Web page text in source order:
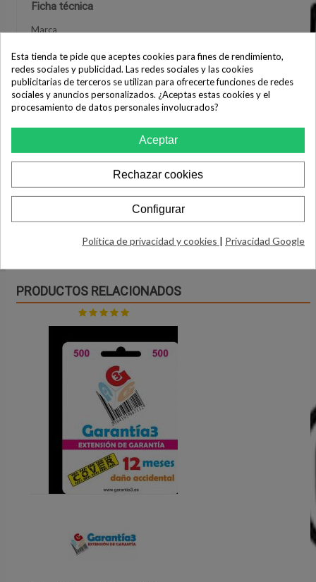
Ficha técnica
Marca
Pulgadas
65 a 69 pulgadas
WiFi
WiFi Integrado
Smart TV
Resolución
PRODUCTOS RELACIONADOS
Esta tienda te pide que aceptes cookies para fines de rendimiento,
redes sociales y publicidad. Las redes sociales y las cookies
publicitarias de terceros se utilizan para ofrecerte funciones de redes
sociales y anuncios personalizados. ¿Aceptas estas cookies y el
procesamiento de datos personales involucrados?
Aceptar
Rechazar cookies
Configurar
Política de privacidad y cookies | Privacidad Google